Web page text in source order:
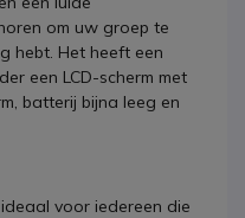
om uw groep te
hebt. Het heeft een
een LCD-scherm met
batterij bijna leeg en
voor iedereen die